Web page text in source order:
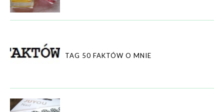
TAG 50 FAKTÓW O MNIE